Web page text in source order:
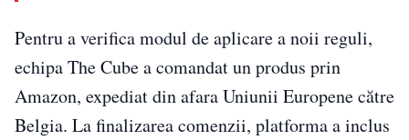
Pentru a verifica modul de aplicare a noii reguli,
echipa The Cube a comandat un produs prin
Amazon, expediat din afara Uniunii Europene către
Belgia. La finalizarea comenzii, platforma a inclus